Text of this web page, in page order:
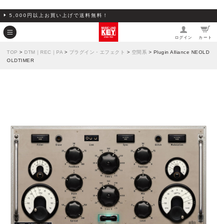
5,000円以上お買い上げで送料無料！
ログイン カート
TOP > DTM｜REC｜PA > プラグイン・エフェクト > 空間系 > Plugin Alliance NEOLD
OLDTIMER